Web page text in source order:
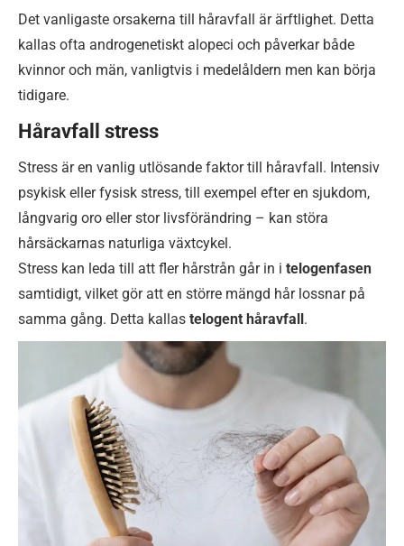
Det vanligaste orsakerna till håravfall är ärftlighet. Detta
kallas ofta androgenetiskt alopeci och påverkar både
kvinnor och män, vanligtvis i medelåldern men kan börja
tidigare.
Håravfall stress
Stress är en vanlig utlösande faktor till håravfall. Intensiv
psykisk eller fysisk stress, till exempel efter en sjukdom,
långvarig oro eller stor livsförändring – kan störa
hårsäckarnas naturliga växtcykel.
Stress kan leda till att fler hårstrån går in i telogenfasen
samtidigt, vilket gör att en större mängd hår lossnar på
samma gång. Detta kallas telogent håravfall .